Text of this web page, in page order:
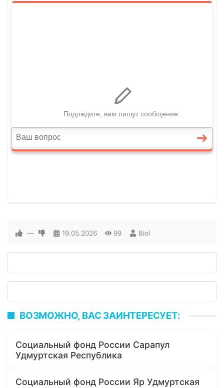
— 19.05.2026 99 Biol
ВОЗМОЖНО, ВАС ЗАИНТЕРЕСУЕТ:
Социальный фонд России Сарапул
Удмуртская Республика
Социальный фонд России Яр Удмуртская